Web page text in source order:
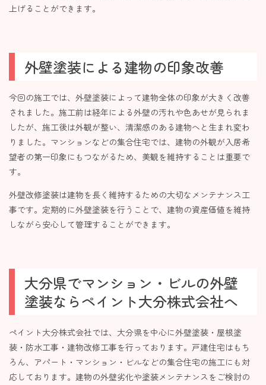
上げることができます。
外壁塗装による建物の印象改善
今回の施工では、外壁塗装によって建物全体の印象が大きく改善
されました。施工前は経年による外壁の汚れや色あせが見られま
したが、施工後は外観が整い、清潔感のある建物へと生まれ変わ
りました。マンションなどの集合住宅では、建物の外観が入居希
望者の第一印象にもつながるため、美観を維持することは重要で
す。
外壁改修塗装は建物を長く維持するための大切なメンテナンス工
事です。定期的に外壁塗装を行うことで、建物の資産価値を維持
しながら安心して管理することができます。
大分県でマンション・ビルの外壁
塗装ならペイント大分株式会社へ
ペイント大分株式会社では、大分県を中心に外壁塗装・屋根塗
装・防水工事・建物改修工事を行っております。戸建住宅はもち
ろん、アパート・マンション・ビルなどの集合住宅の施工にも対
応しております。建物の外壁劣化や塗装メンテナンスをご検討の